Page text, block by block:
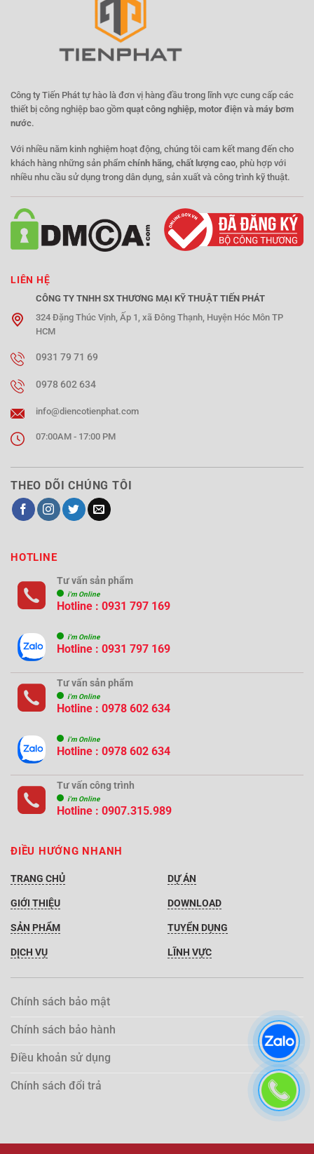
Công ty Tiến Phát tự hào là đơn vị hàng đầu trong lĩnh vực cung cấp các
thiết bị công nghiệp bao gồm quạt công nghiệp, motor điện và máy bơm
nước.
Với nhiều năm kinh nghiệm hoạt động, chúng tôi cam kết mang đến cho
khách hàng những sản phẩm chính hãng, chất lượng cao , phù hợp với
nhiều nhu cầu sử dụng trong dân dụng, sản xuất và công trình kỹ thuật.
LIÊN HỆ
CÔNG TY TNHH SX THƯƠNG MẠI KỸ THUẬT TIẾN PHÁT
324 Đặng Thúc Vịnh, Ấp 1, xã Đông Thạnh, Huyện Hóc Môn TP
HCM
0931 79 71 69
0978 602 634
info@diencotienphat.com
07:00AM - 17:00 PM
THEO DÕI CHÚNG TÔI
HOTLINE
Tư vấn sản phẩm
i'm Online
Hotline : 0931 797 169
i'm Online
Hotline : 0931 797 169
Tư vấn sản phẩm
i'm Online
Hotline : 0978 602 634
i'm Online
Hotline : 0978 602 634
Tư vấn công trình
i'm Online
Hotline : 0907.315.989
ĐIỀU HƯỚNG NHANH
TRANG CHỦ
GIỚI THIỆU
SẢN PHẨM
DỊCH VỤ
DỰ ÁN
DOWNLOAD
TUYỂN DỤNG
LĨNH VỰC
Chính sách bảo mật
Chính sách bảo hành
Điều khoản sử dụng
Chính sách đổi trả